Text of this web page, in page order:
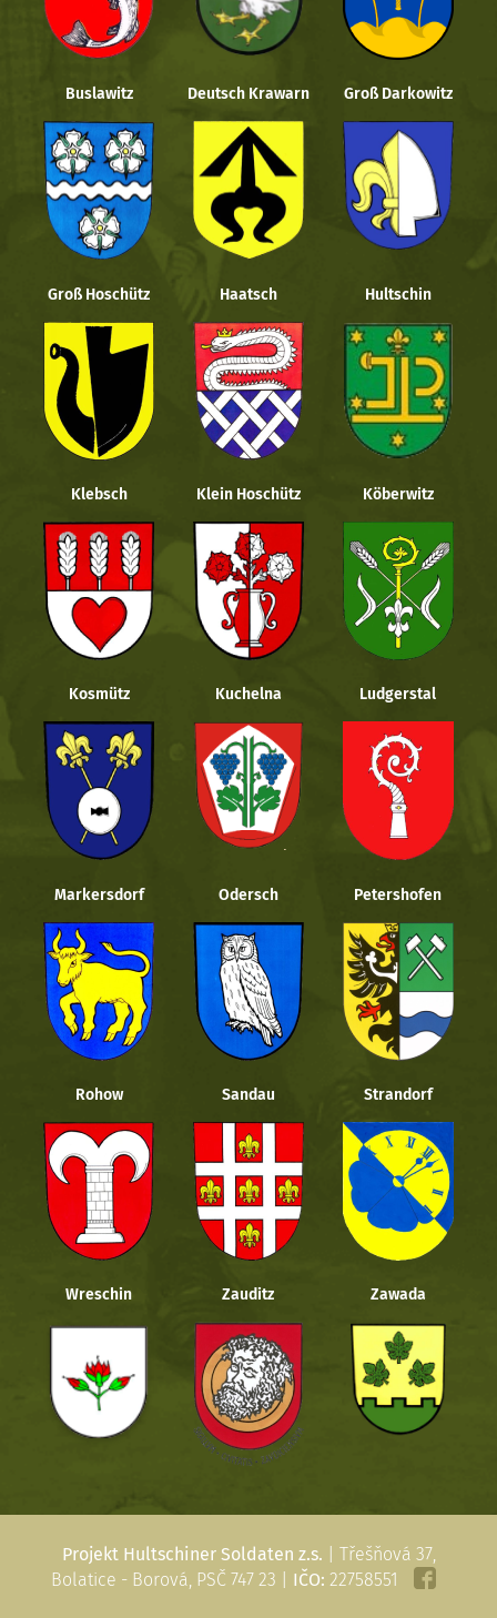
Buslawitz Deutsch Krawarn Groß Darkowitz
Groß Hoschütz Haatsch Hultschin
Klebsch Klein Hoschütz Köberwitz
Kosmütz Kuchelna Ludgerstal
Markersdorf Odersch Petershofen
Rohow Sandau Strandorf
Wreschin Zauditz Zawada
Projekt Hultschiner Soldaten z.s. | Třešňová 37,
Bolatice - Borová, PSČ 747 23 | IČO: 22758551